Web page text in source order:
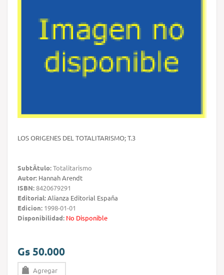
LOS ORIGENES DEL TOTALITARISMO; T.3
SubtÃ­tulo:Totalitarismo
Autor: Hannah Arendt
ISBN:8420679291
Editorial:Alianza Editorial España
Edicion: 1998-01-01
Disponibilidad: No Disponible
Gs 50.000
Agregar